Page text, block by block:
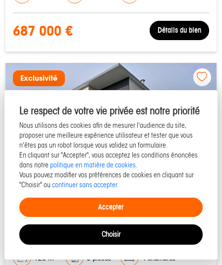
Le respect de votre vie privée est notre priorité
Nous utilisons des cookies afin de mesurer l'audience du site,
proposer une meilleure expérience utilisateur et tester que vous
n'êtes pas un robot lorsque vous validez un formulaire.
En cliquant sur "Accepter", vous acceptez les conditions énoncées
dans notre politique en matière de cookies.
Vous pouvez modifier vos préférences de cookies en cliquant sur
"Choisir" ou continuer sans accepter.
Accepter
Choisir
687 000 € Détails du bien
Exclusivité
50290 SAINT MARTIN DE BREHAL
Maison à vendre - Réf 52828
125 m² 6 pièces 4 chambres